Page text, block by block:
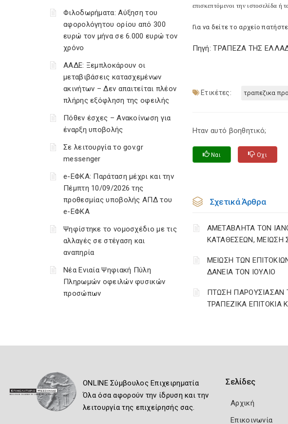
Φιλοδωρήματα: Αύξηση του
αφορολόγητου ορίου από 300
ευρώ τον μήνα σε 6.000 ευρώ τον
χρόνο
ΑΑΔΕ: Ξεμπλοκάρουν οι
μεταβιβάσεις κατασχεμένων
ακινήτων – Δεν απαιτείται πλέον
πλήρης εξόφληση της οφειλής
Πόθεν έσχες – Ανακοίνωση για
έναρξη υποβολής
Σε λειτουργία το gov.gr
messenger
e-ΕΦΚΑ: Παράταση μέχρι και την
Πέμπτη 10/09/2026 της
προθεσμίας υποβολής ΑΠΔ του
e-ΕΦΚΑ
Ψηφίστηκε το νομοσχέδιο με τις
αλλαγές σε στέγαση και
αναπηρία
Νέα Ενιαία Ψηφιακή Πύλη
Πληρωμών οφειλών φυσικών
προσώπων
επισκεπτόμενοι την ιστοσελίδα ή
Για να δείτε το αρχείο πατήστε
Πηγή: ΤΡΑΠΕΖΑ ΤΗΣ
Ετικέτες: τραπεζικα
Ηταν αυτό βοηθητικό;
Ναι Οχι
Σχετικά Άρθρα
ΑΜΕΤΑΒΛΗΤΑ ΤΟΝ
ΚΑΤΑΘΕΣΕΩΝ, ΜΕΙΩΣΗ
ΜΕΙΩΣΗ ΤΩΝ
ΔΑΝΕΙΑ ΤΟΝ ΙΟΥΛΙΟ
ΠΤΩΣΗ ΠΑΡΟΥΣΙΑΣΑΝ
ΤΡΑΠΕΖΙΚΑ ΕΠΙΤΟΚΙΑ
ONLINE Σύμβουλος Επιχειρηματία
Όλα όσα αφορούν την ίδρυση και την
λειτουργία της επιχείρησής σας.
Σελίδες
Αρχική
Επικοινωνία